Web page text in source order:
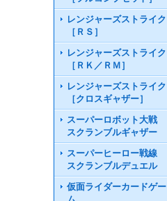
レンジャーズストライク
［ＲＳ］
レンジャーズストライク
［ＲＫ／ＲＭ］
レンジャーズストライク
［クロスギャザー］
スーパーロボット大戦
スクランブルギャザー
スーパーヒーロー戦線
スクランブルデュエル
仮面ライダーカードゲー